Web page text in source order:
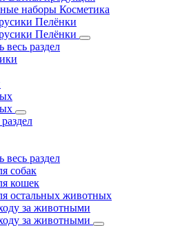
наборы Косметика
Пелёнки
Пелёнки
весь раздел
весь раздел
собак
кошек
остальных животных
за животными
за животными